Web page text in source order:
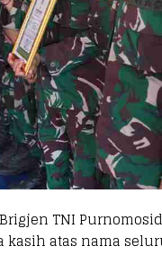
TNI Purnomosidi,
atas nama